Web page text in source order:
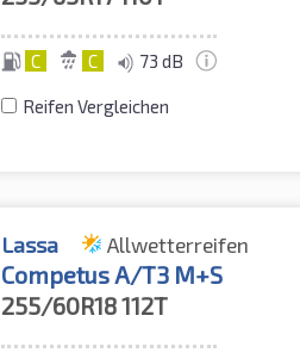
C C 73 dB
Reifen Vergleichen
Lassa Allwetterreifen
Competus A/T3 M+S
255/60R18112T